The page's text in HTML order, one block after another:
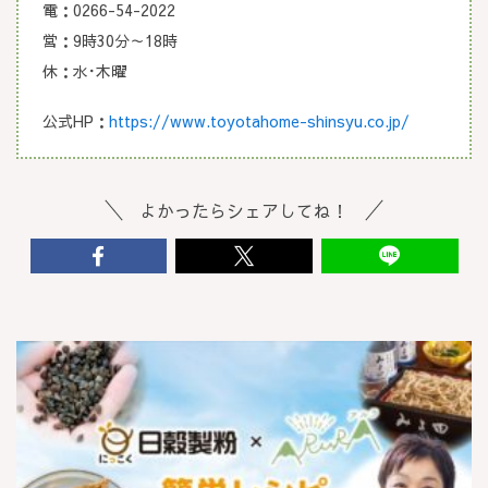
電：0266-54-2022
営：9時30分～18時
休：水･木曜
公式HP： https://www.toyotahome-shinsyu.co.jp/
よかったらシェアしてね！